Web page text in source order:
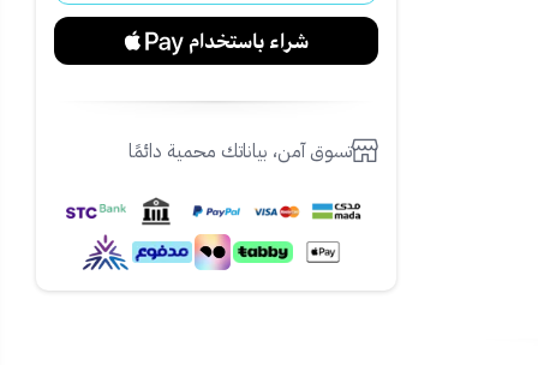
تسوق آمن، بياناتك محمية دائمًا